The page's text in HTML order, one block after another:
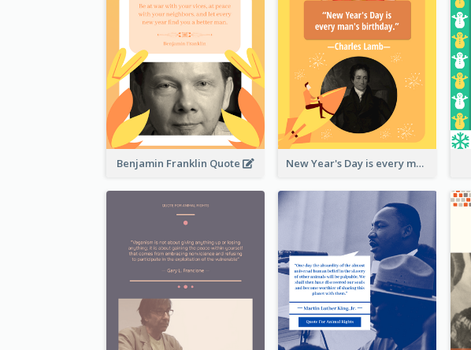
Benjamin Franklin Quote New Year's Day is every man's birthday. —Charles Lamb